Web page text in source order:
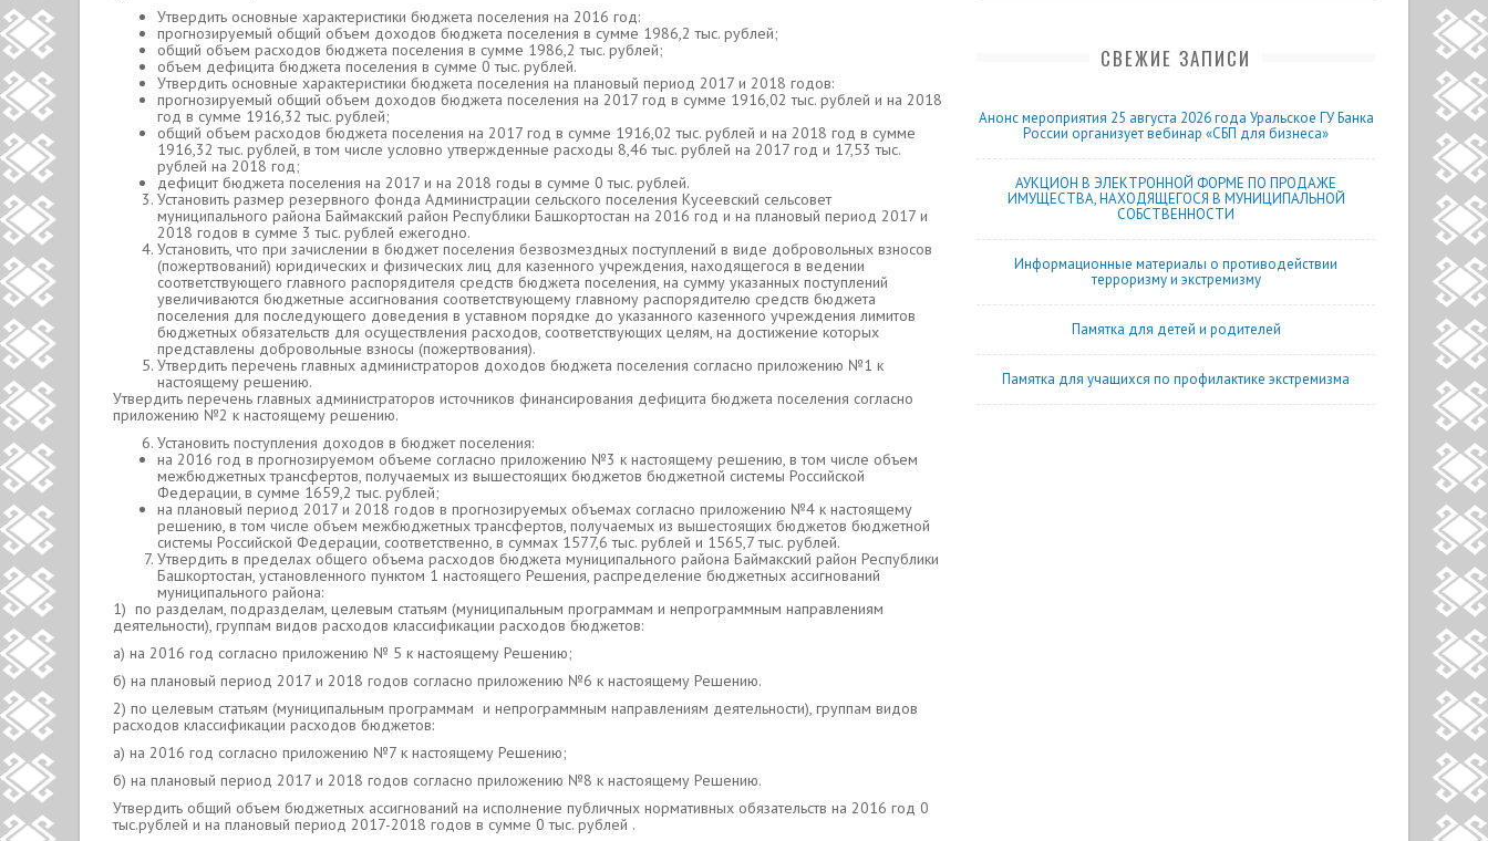
Утвердить основные характеристики бюджета поселения на 2016 год:
прогнозируемый общий объем доходов бюджета поселения в сумме 1986,2 тыс. рублей;
общий объем расходов бюджета поселения в сумме 1986,2 тыс. рублей;
объем дефицита бюджета поселения в сумме 0 тыс. рублей.
Утвердить основные характеристики бюджета поселения на плановый период 2017 и 2018 годов:
прогнозируемый общий объем доходов бюджета поселения на 2017 год в сумме 1916,02 тыс. рублей и на 2018
год в сумме 1916,32 тыс. рублей;
общий объем расходов бюджета поселения на 2017 год в сумме 1916,02 тыс. рублей и на 2018 год в сумме
1916,32 тыс. рублей, в том числе условно утвержденные расходы 8,46 тыс. рублей на 2017 год и 17,53 тыс.
рублей на 2018 год;
дефицит бюджета поселения на 2017 и на 2018 годы в сумме 0 тыс. рублей.
Установить размер резервного фонда Администрации сельского поселения Кусеевский сельсовет
муниципального района Баймакский район Республики Башкортостан на 2016 год и на плановый период 2017 и
2018 годов в сумме 3 тыс. рублей ежегодно.
Установить, что при зачислении в бюджет поселения безвозмездных поступлений в виде добровольных взносов
(пожертвований) юридических и физических лиц для казенного учреждения, находящегося в ведении
соответствующего главного распорядителя средств бюджета поселения, на сумму указанных поступлений
увеличиваются бюджетные ассигнования соответствующему главному распорядителю средств бюджета
поселения для последующего доведения в уставном порядке до указанного казенного учреждения лимитов
бюджетных обязательств для осуществления расходов, соответствующих целям, на достижение которых
представлены добровольные взносы (пожертвования).
Утвердить перечень главных администраторов доходов бюджета поселения согласно приложению №1 к
настоящему решению.
Утвердить перечень главных администраторов источников финансирования дефицита бюджета поселения согласно
приложению №2 к настоящему решению.
Установить поступления доходов в бюджет поселения:
на 2016 год в прогнозируемом объеме согласно приложению №3 к настоящему решению, в том числе объем
межбюджетных трансфертов, получаемых из вышестоящих бюджетов бюджетной системы Российской
Федерации, в сумме 1659,2 тыс. рублей;
на плановый период 2017 и 2018 годов в прогнозируемых объемах согласно приложению №4 к настоящему
решению, в том числе объем межбюджетных трансфертов, получаемых из вышестоящих бюджетов бюджетной
системы Российской Федерации, соответственно, в суммах 1577,6 тыс. рублей и 1565,7 тыс. рублей.
Утвердить в пределах общего объема расходов бюджета муниципального района Баймакский район Республики
Башкортостан, установленного пунктом 1 настоящего Решения, распределение бюджетных ассигнований
муниципального района:
1) по разделам, подразделам, целевым статьям (муниципальным программам и непрограммным направлениям
деятельности), группам видов расходов классификации расходов бюджетов:
а) на 2016 год согласно приложению № 5 к настоящему Решению;
б) на плановый период 2017 и 2018 годов согласно приложению №6 к настоящему Решению.
2) по целевым статьям (муниципальным программам и непрограммным направлениям деятельности), группам видов
расходов классификации расходов бюджетов:
а) на 2016 год согласно приложению №7 к настоящему Решению;
б) на плановый период 2017 и 2018 годов согласно приложению №8 к настоящему Решению.
Утвердить общий объем бюджетных ассигнований на исполнение публичных нормативных обязательств на 2016 год 0
тыс.рублей и на плановый период 2017-2018 годов в сумме 0 тыс. рублей .
СВЕЖИЕ ЗАПИСИ
Анонс мероприятия 25 августа 2026 года Уральское ГУ Банка
России организует вебинар «СБП для бизнеса»
АУКЦИОН В ЭЛЕКТРОННОЙ ФОРМЕ ПО ПРОДАЖЕ
ИМУЩЕСТВА, НАХОДЯЩЕГОСЯ В МУНИЦИПАЛЬНОЙ
СОБСТВЕННОСТИ
Информационные материалы о противодействии
терроризму и экстремизму
Памятка для детей и родителей
Памятка для учащихся по профилактике экстремизма